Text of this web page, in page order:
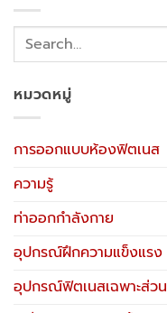
หมวดหมู่
การออกแบบห้องฟิตเนส
ความรู้
ท่าออกกำลังกาย
อุปกรณ์ฝึกความแข็งแรง
อุปกรณ์ฟิตเนสเฉพาะส่วน